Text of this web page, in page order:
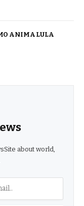
ANIMA LULA
about world,